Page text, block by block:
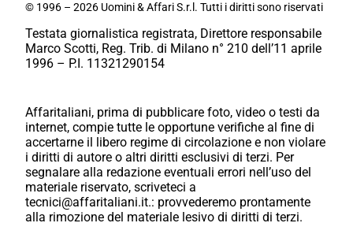
© 1996 – 2026 Uomini & Affari S.r.l. Tutti i diritti sono riservati
Testata giornalistica registrata, Direttore responsabile
Marco Scotti, Reg. Trib. di Milano n° 210 dell’11 aprile
1996 – P.I. 11321290154
Affaritaliani, prima di pubblicare foto, video o testi da
internet, compie tutte le opportune verifiche al fine di
accertarne il libero regime di circolazione e non violare
i diritti di autore o altri diritti esclusivi di terzi. Per
segnalare alla redazione eventuali errori nell’uso del
materiale riservato, scriveteci a
tecnici@affaritaliani.it.: provvederemo prontamente
alla rimozione del materiale lesivo di diritti di terzi.